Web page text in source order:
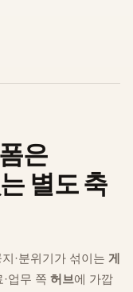
은
별도 축
·분위기가 섞이는 게
업무 쪽 허브에 가깝